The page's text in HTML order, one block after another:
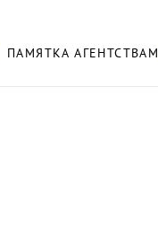
ПАМЯТКА АГЕНТСТВАМ